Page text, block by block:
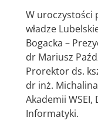
W uroczystości
władze
Bogacka –
dr Mariusz
Prorektor ds.
dr inż.
Akademii
Informatyki.